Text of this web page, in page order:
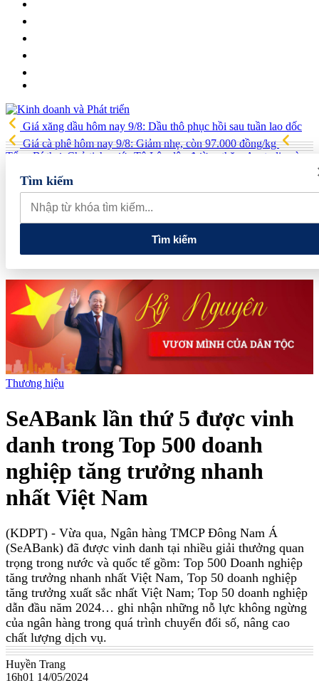
Giá xăng dầu hôm nay 9/8: Dầu thô phục hồi sau tuần lao dốc
Giá cà phê hôm nay 9/8: Giảm nhẹ, còn 97.000 đồng/kg
Tổng Bí thư, Chủ tịch nước Tô Lâm lên đường thăm Australia và
New Zealand
quan đến lĩnh vực tài chính, ngân hàng
Xử lý đến cùng các
vướng mắc, không đẩy doanh nghiệp đi vòng
Tìm kiếm
Tìm kiếm
Thương hiệu
SeABank lần thứ 5 được vinh
danh trong Top 500 doanh
nghiệp tăng trưởng nhanh
nhất Việt Nam
(KDPT) - Vừa qua, Ngân hàng TMCP Đông Nam Á
(SeABank) đã được vinh danh tại nhiều giải thưởng quan
trọng trong nước và quốc tế gồm: Top 500 Doanh nghiệp
tăng trưởng nhanh nhất Việt Nam, Top 50 doanh nghiệp
tăng trưởng xuất sắc nhất Việt Nam; Top 50 doanh nghiệp
dẫn đầu năm 2024… ghi nhận những nỗ lực không ngừng
của ngân hàng trong quá trình chuyển đổi số, nâng cao
chất lượng dịch vụ.
Huyền Trang
16h01 14/05/2024